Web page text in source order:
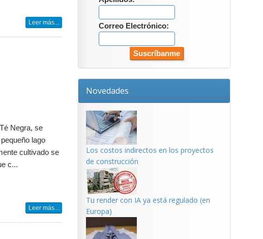
Leer más...
Negra, se
lago
cultivado se
c...
Leer más...
Correo Electrónico:
Novedades
Los costos indirectos en los proyectos
de construcción
Tu render con IA ya está regulado (en
Europa)